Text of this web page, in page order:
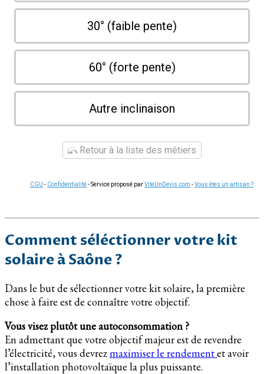
30° (faible pente)
60° (forte pente)
Autre inclinaison
Retour à la liste des métiers
CGU - Confidentialité- Service proposé parViteUnDevis.com -Vous êtes un artisan ?
Comment séléctionner votre kit
solaire à Saône ?
Dans le but de sélectionner votre kit solaire, la première
chose à faire est de connaître votre objectif.
Vous visez plutôt une autoconsommation ?
En admettant que votre objectif majeur est de revendre
l’électricité, vous devrezmaximiser le rendementet avoir
l’installation photovoltaïque la plus puissante.